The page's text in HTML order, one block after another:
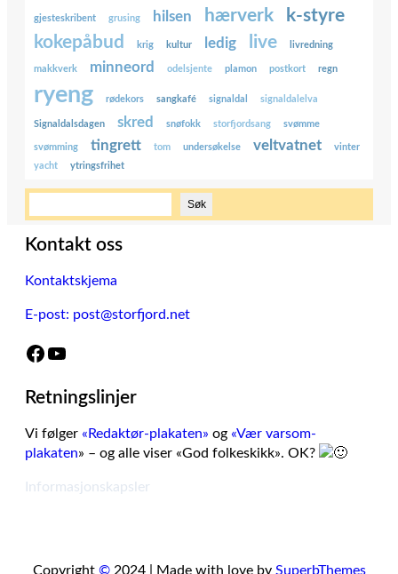
gjesteskribent grusing hilsen hærverk
k-styre
kokepåbud
krig kultur ledig live livredning
makkverk minneord odelsjente plamon postkort regn
ryeng rødekors sangkafé signaldal signaldalelva
Signaldalsdagen skred snøfokk storfjordsang svømme
svømming tingrett tom undersøkelse veltvatnet
vinter
yacht
ytringsfrihet
ø
k
Søk
Kontakt oss
Kontaktskjema
E-post: post@storfjord.net
Facebook YouTube
Retningslinjer
Vi følger «Redaktør-plakaten» og «Vær varsom-
plakaten» – og alle viser «God folkeskikk». OK?
Informasjonskapsler
Copyright ©2024 | Made with love by SuperbThemes